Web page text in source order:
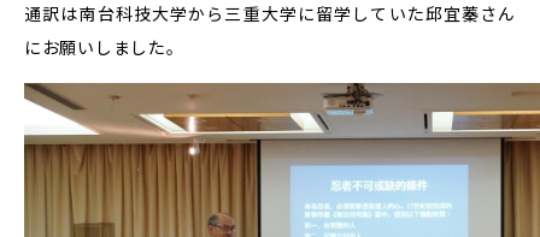
通訳は南台科技大学から三重大学に留学していた邱宜蓁さん
にお願いしました。